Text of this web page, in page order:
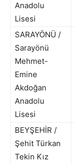
Anadolu
Lisesi
SARAYÖNÜ /
Sarayönü
Mehmet-
Emine
Akdoğan
Anadolu
Lisesi
BEYŞEHİR /
Şehit Türkan
Tekin Kız